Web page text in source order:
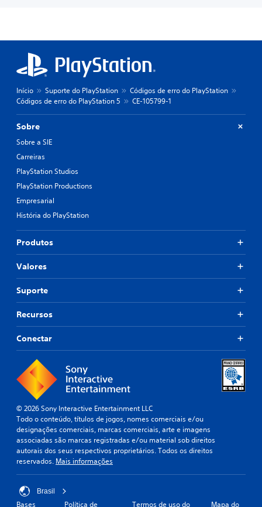
Início Suporte do PlayStation
Códigos de erro do PlayStation
Códigos de erro do PlayStation 5
CE-105799-1
Sobre
Sobre a SIE
Carreiras
PlayStation Studios
PlayStation Productions
Empresarial
História do PlayStation
Produtos
Valores
Suporte
Recursos
Conectar
© 2026 Sony Interactive Entertainment LLC
Todo o conteúdo, títulos de jogos, nomes comerciais e/ou
designações comerciais, marcas comerciais, arte e imagens
associadas são marcas registradas e/ou material sob direitos
autorais dos seus respectivos proprietários. Todos os direitos
reservados. Mais informações
Brasil
Bases Política de Termos de uso do Mapa do